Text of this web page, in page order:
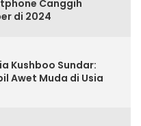
Canggih
di 2024
Kushboo Sundar:
Awet Muda di Usia